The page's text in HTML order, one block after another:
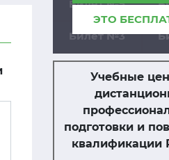
ЭТО
Билет №5
Билет №3
Учебные
подготовки и
квалификации